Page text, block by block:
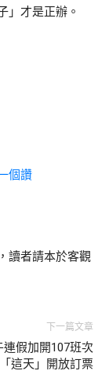
」才是正辦。
個讚
讀者請本於客觀
下一篇文章
連假加開107班次
「這天」開放訂票